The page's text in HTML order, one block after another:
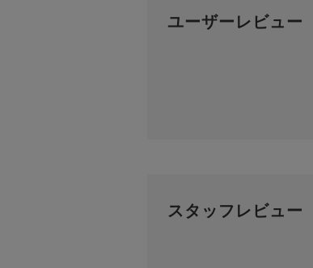
ユーザーレビュー
スタッフレビュー